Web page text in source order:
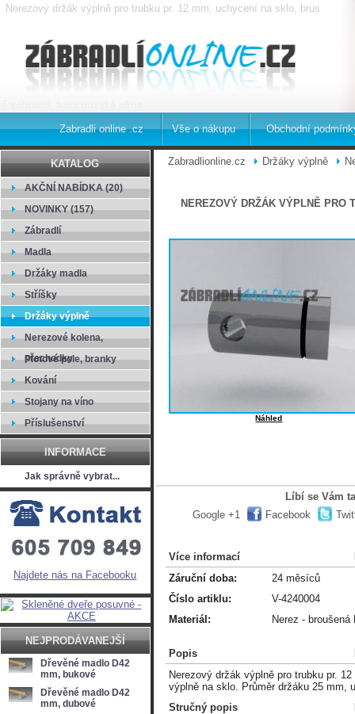
Nerezový držák výplně pro trubku pr. 12 mm, uchycení na sklo, brus
Zabradli online .cz
Vše o nákupu Obchodní
KATALOG
AKČNÍ NABÍDKA (20)
NOVINKY (157)
Zábradlí
Madla
Držáky madla
Stříšky
Držáky výplně
Nerezové kolena,
přechodky
Plotové pole, branky
Kování
Stojany na víno
Příslušenství
INFORMACE
Jak správně vybrat...
Najdete nás na Facebooku
NEJPRODÁVANEJŠÍ
Dřevěné madlo D42
mm, bukové
Dřevěné madlo D42
mm, dubové
Zabradlionline.cz Držáky výplně
NEREZOVÝ DRŽÁK VÝPLNĚ PRO
Náhled
Líbí se Vám
Google +1
Facebook
Více informací
Záruční doba:
24 měsíců
Číslo artiklu:
V-4240004
Materiál:
Nerez - broušená
Popis
Nerezový držák výplně pro trubku pr.
výplně na sklo. Průměr držáku 25 mm,
Stručný popis